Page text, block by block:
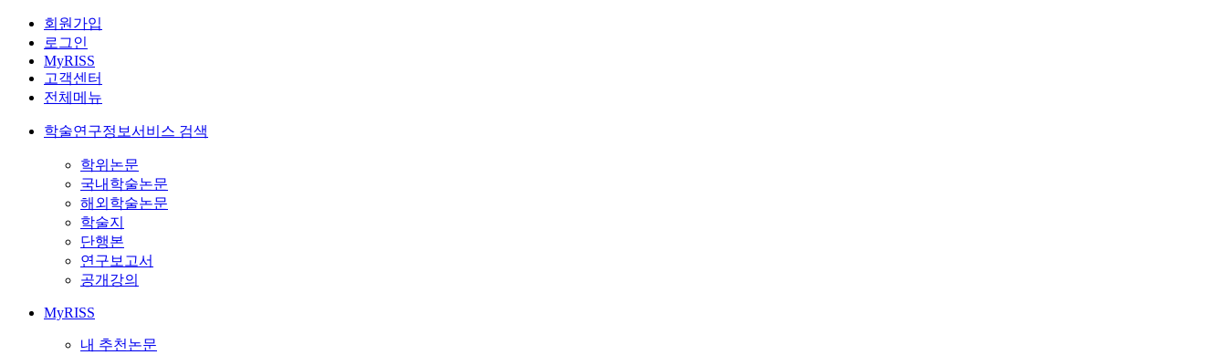
회원가입
로그인
MyRISS
고객센터
전체메뉴
학술연구정보서비스 검색
학위논문
국내학술논문
해외학술논문
학술지
단행본
연구보고서
공개강의
MyRISS
내 추천논문